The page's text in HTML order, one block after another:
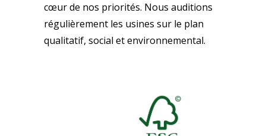
cœur de nos priorités. Nous auditions
régulièrement les usines sur le plan
qualitatif, social et environnemental.